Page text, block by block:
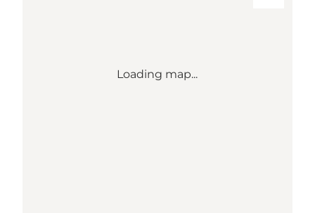
Loading map...